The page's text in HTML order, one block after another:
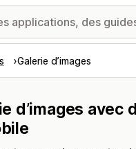
Galerie d’images
d’images avec